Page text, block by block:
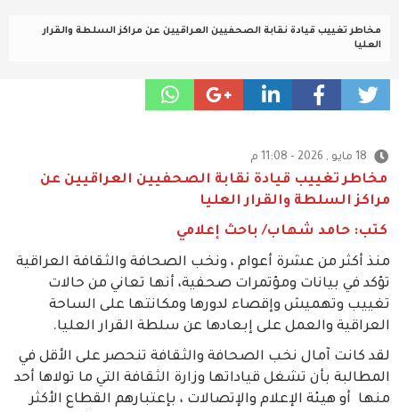
مخاطر تغييب قيادة نقابة الصحفيين العراقيين عن مراكز السلطة والقرار
العليا
18 مايو , 2026 - 11:08 م
مخاطر تغييب قيادة نقابة الصحفيين العراقيين عن
مراكز السلطة والقرار العليا
كتب: حامد شهاب/ باحث إعلامي
منذ أكثر من عشرة أعوام ، ونخب الصحافة والثقافة العراقية
تؤكد في بيانات ومؤتمرات صحفية، أنها تعاني من حالات
تغييب وتهميش وإقصاء لدورها ومكانتها على الساحة
العراقية والعمل على إبعادها عن سلطة القرار العليا.
لقد كانت آمال نخب الصحافة والثقافة تنحصر على الأقل في
المطالبة بأن تشغل قياداتها وزارة الثقافة التي ما تولاها أحد
منها أو هيئة الإعلام والإتصالات ، بإعتبارهم القطاع الأكثر